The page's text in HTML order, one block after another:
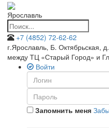
Ярославль
+7 (4852) 72-62-62
г.Ярославль, Б. Октябрьская,
между ТЦ «Старый Город» и
Войти
Запомнить меня